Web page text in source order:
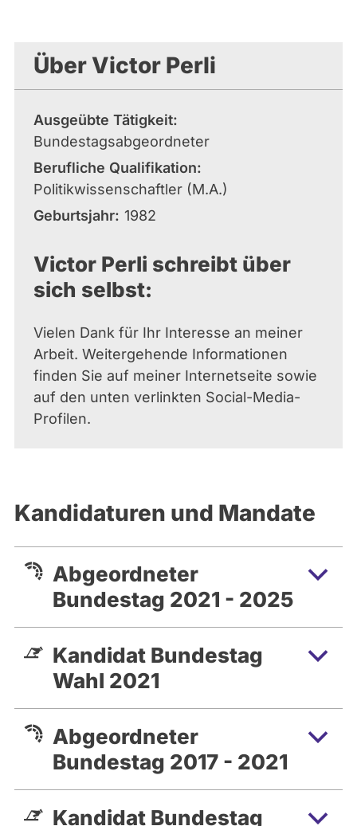
Über Victor Perli
Ausgeübte Tätigkeit
Bundestagsabgeordneter
Berufliche Qualifikation
Politikwissenschaftler (M.A.)
Geburtsjahr 1982
Victor Perli schreibt über
sich selbst:
Vielen Dank für Ihr Interesse an meiner
Arbeit. Weitergehende Informationen
finden Sie auf meiner Internetseite sowie
auf den unten verlinkten Social-Media-
Profilen.
Kandidaturen und Mandate
Abgeordneter
Bundestag 2021 - 2025
Kandidat Bundestag
Wahl 2021
Abgeordneter
Bundestag 2017 - 2021
Kandidat Bundestag